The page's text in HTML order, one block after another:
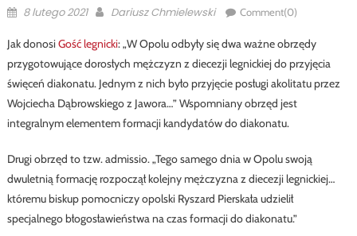
Posted
8 lutego 2021 Author
Dariusz Chmielewski Comment(0)
Jak donosi Gość legnicki: „W Opolu odbyły się dwa ważne obrzędy
przygotowujące dorosłych mężczyzn z diecezji legnickiej do przyjęcia
święceń diakonatu. Jednym z nich było przyjęcie posługi akolitatu przez
Wojciecha Dąbrowskiego z Jawora…” Wspomniany obrzęd jest
integralnym elementem formacji kandydatów do diakonatu.
Drugi obrzęd to tzw. admissio. „Tego samego dnia w Opolu swoją
dwuletnią formację rozpoczął kolejny mężczyzna z diecezji legnickiej…
któremu biskup pomocniczy opolski Ryszard Pierskała udzielił
specjalnego błogosławieństwa na czas formacji do diakonatu.”